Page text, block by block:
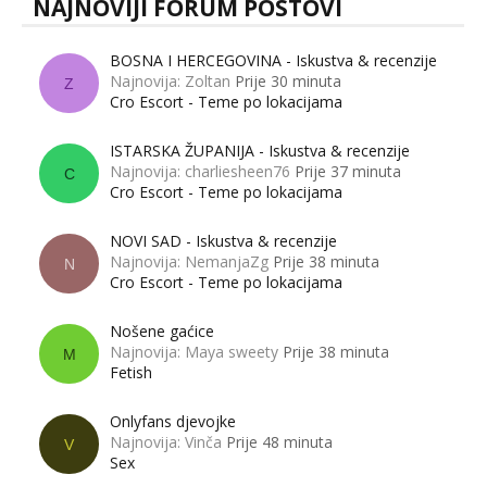
NAJNOVIJI FORUM POSTOVI
Z
BOSNA I HERCEGOVINA - Iskustva & recenzije
Najnovija: Zoltan Prije 30 minuta
Cro Escort - Teme po lokacijama
C
ISTARSKA ŽUPANIJA - Iskustva & recenzije
Najnovija: charliesheen76 Prije 37 minuta
Cro Escort - Teme po lokacijama
N
NOVI SAD - Iskustva & recenzije
Najnovija: NemanjaZg Prije 38 minuta
Cro Escort - Teme po lokacijama
M
Nošene gaćice
Najnovija: Maya sweety Prije 38 minuta
Fetish
V
Onlyfans djevojke
Najnovija: Vinča Prije 48 minuta
Sex